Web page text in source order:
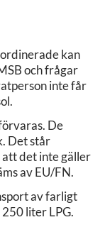
kan
och frågar
inte får
De
Det står
det inte gäller
av EU/FN.
av farligt
liter LPG.